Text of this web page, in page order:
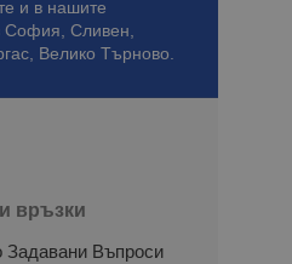
и в нашите
София, Сливен,
Велико Търново.
връзки
Задавани Въпроси